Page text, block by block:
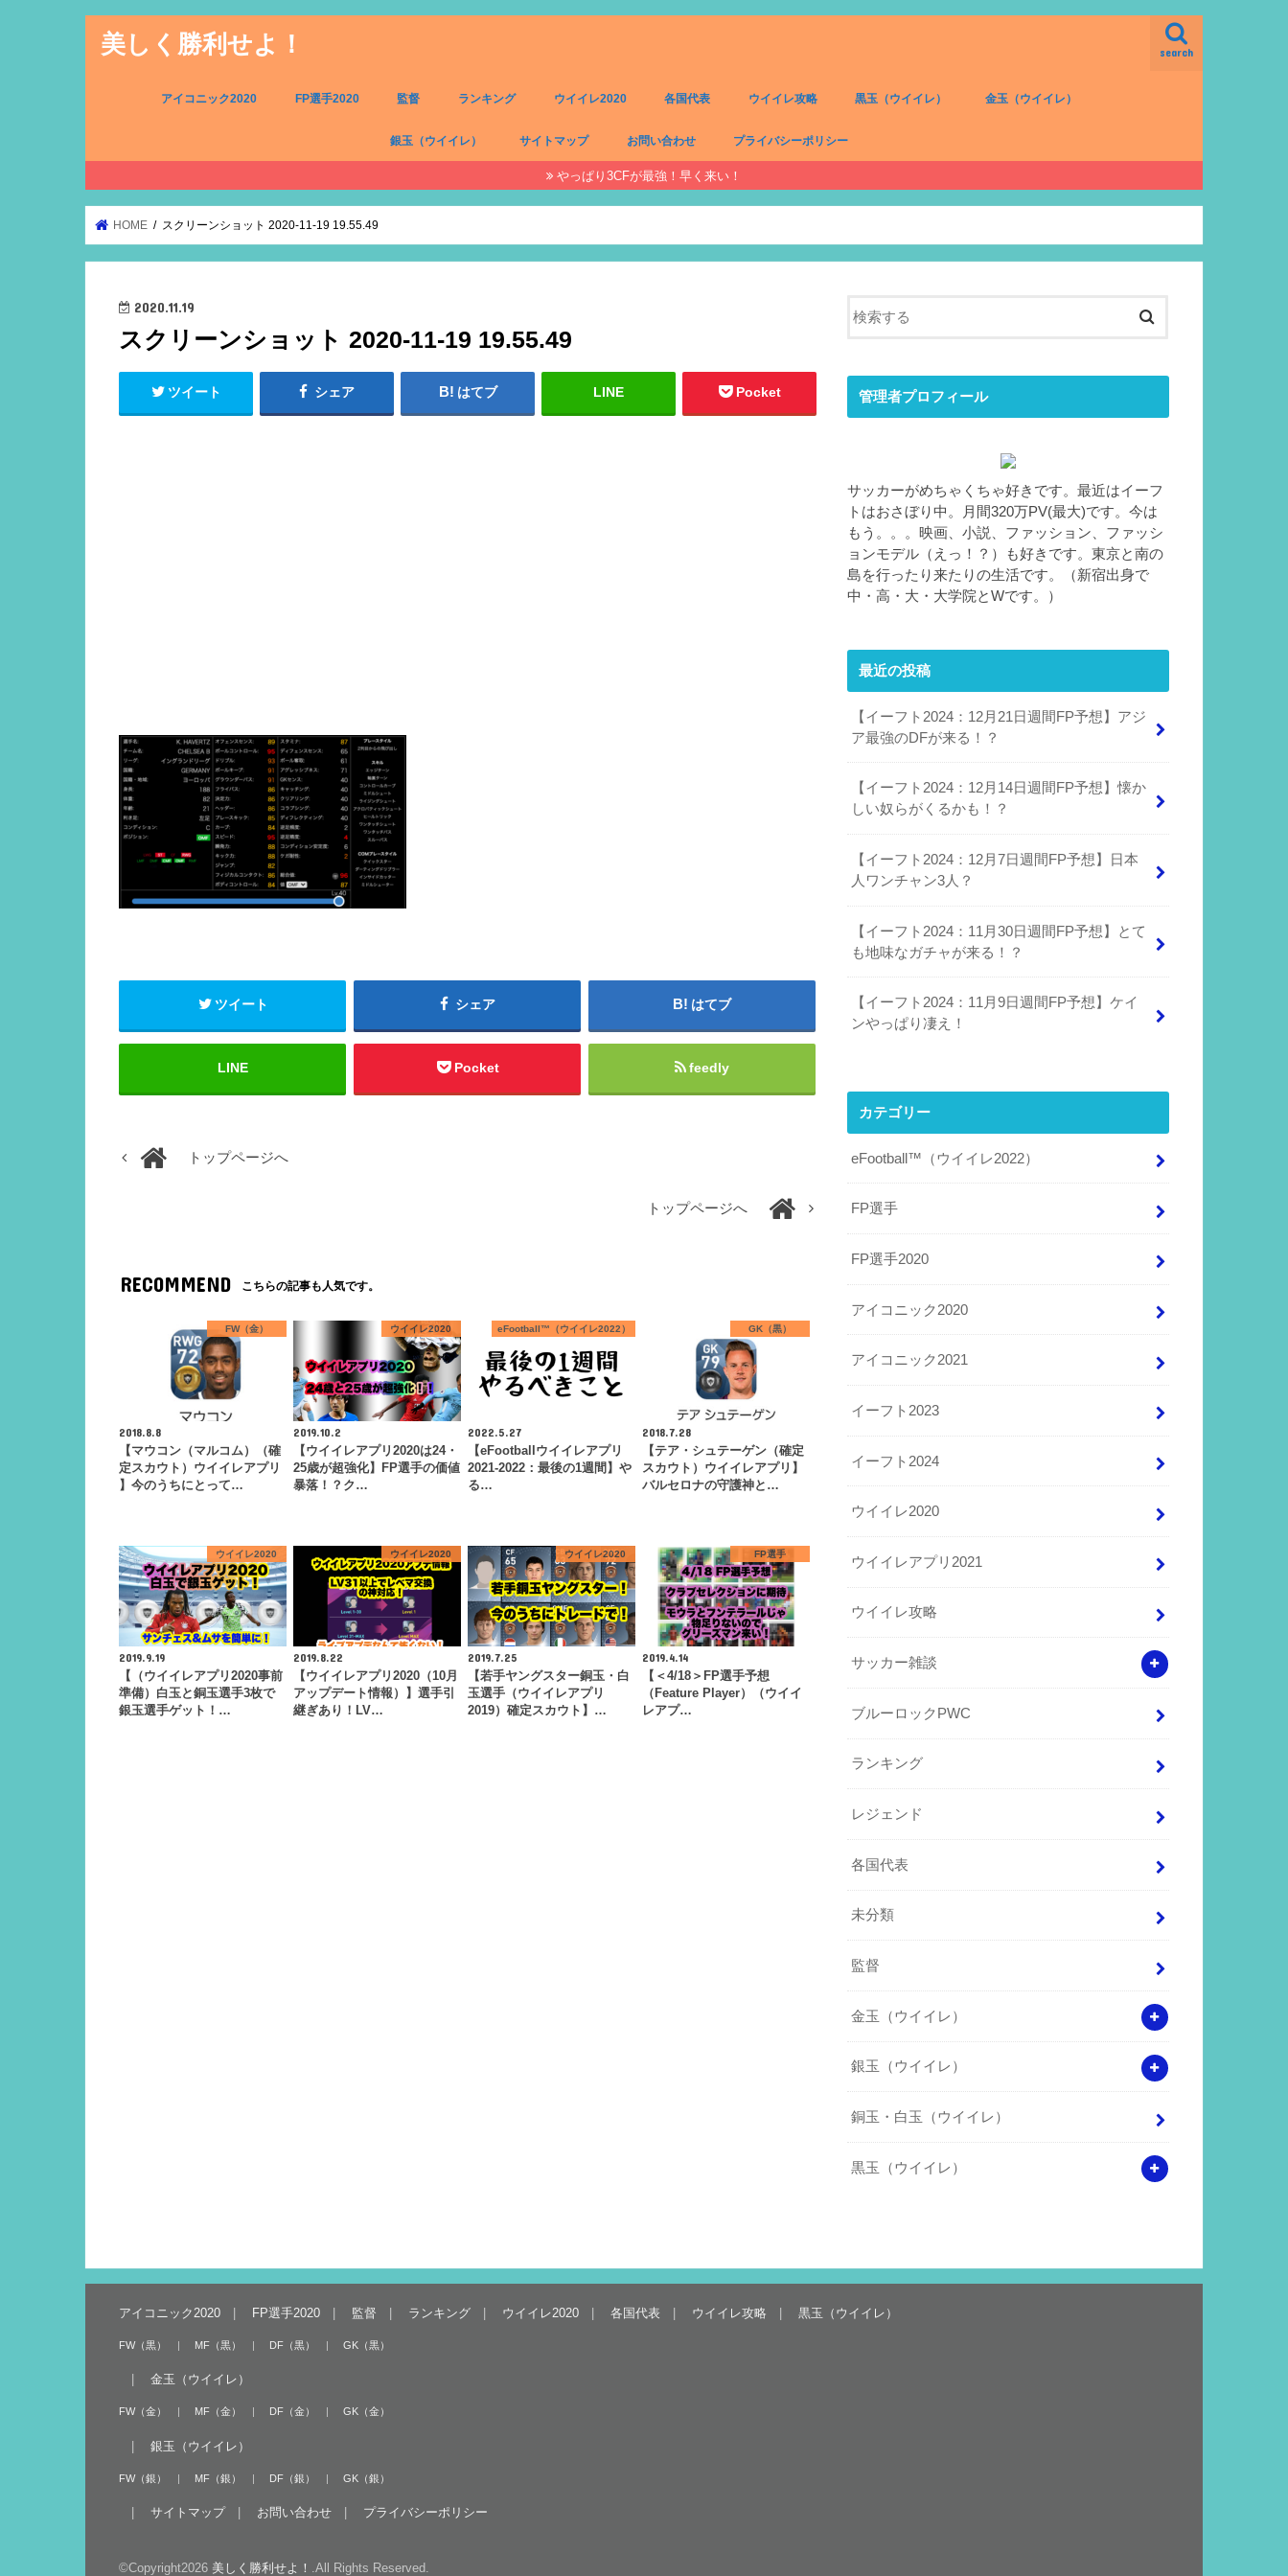
美しく勝利せよ！ search
アイコニック2020 FP選手2020 監督 ランキング ウイイレ2020 各国代表 ウイイレ攻略 黒玉（ウイイレ） 金玉（ウイイレ）
銀玉（ウイイレ） サイトマップ お問い合わせ プライバシーポリシー
やっぱり3CFが最強！早く来い！
HOME スクリーンショット 2020-11-19 19.55.49
2020.11.19
スクリーンショット 2020-11-19 19.55.49
ツイート シェア はてブ LINE Pocket
ツイート シェア はてブ
LINE Pocket feedly
トップページへ
トップページへ
RECOMMEND こちらの記事も人気です。
FW（金）
2018.8.8
【マウコン（マルコム）（確
定スカウト）ウイイレアプリ
】今のうちにとって…
ウイイレ2020
2019.10.2
【ウイイレアプリ2020は24・
25歳が超強化】FP選手の価値
暴落！？ク…
eFootball™（ウイイレ2022）
2022.5.27
【eFootballウイイレアプリ
2021-2022：最後の1週間】や
る…
GK（黒）
2018.7.28
【テア・シュテーゲン（確定
スカウト）ウイイレアプリ】
バルセロナの守護神と…
ウイイレ2020
2019.9.19
【（ウイイレアプリ2020事前
準備）白玉と銅玉選手3枚で
銀玉選手ゲット！…
ウイイレ2020
2019.8.22
【ウイイレアプリ2020（10月
アップデート情報）】選手引
継ぎあり！LV…
ウイイレ2020
2019.7.25
【若手ヤングスター銅玉・白
玉選手（ウイイレアプリ
2019）確定スカウト】…
FP選手
2019.4.14
【＜4/18＞FP選手予想
（Feature Player）（ウイイ
レアプ…
管理者プロフィール
サッカーがめちゃくちゃ好きです。最近はイーフ
トはおさぼり中。月間320万PV(最大)です。今は
もう。。。映画、小説、ファッション、ファッシ
ョンモデル（えっ！？）も好きです。東京と南の
島を行ったり来たりの生活です。（新宿出身で
中・高・大・大学院とWです。）
最近の投稿
【イーフト2024：12月21日週間FP予想】アジ
ア最強のDFが来る！？
【イーフト2024：12月14日週間FP予想】懐か
しい奴らがくるかも！？
【イーフト2024：12月7日週間FP予想】日本
人ワンチャン3人？
【イーフト2024：11月30日週間FP予想】とて
も地味なガチャが来る！？
【イーフト2024：11月9日週間FP予想】ケイ
ンやっぱり凄え！
カテゴリー
eFootball™（ウイイレ2022）
FP選手
FP選手2020
アイコニック2020
アイコニック2021
イーフト2023
イーフト2024
ウイイレ2020
ウイイレアプリ2021
ウイイレ攻略
サッカー雑談
ブルーロックPWC
ランキング
レジェンド
各国代表
未分類
監督
金玉（ウイイレ）
銀玉（ウイイレ）
銅玉・白玉（ウイイレ）
黒玉（ウイイレ）
アイコニック2020 FP選手2020 監督 ランキング ウイイレ2020 各国代表 ウイイレ攻略 黒玉（ウイイレ）
FW（黒） MF（黒） DF（黒） GK（黒）
金玉（ウイイレ）
FW（金） MF（金） DF（金） GK（金）
銀玉（ウイイレ）
FW（銀） MF（銀） DF（銀） GK（銀）
サイトマップ お問い合わせ プライバシーポリシー
©Copyright2026 美しく勝利せよ！ .All Rights Reserved.